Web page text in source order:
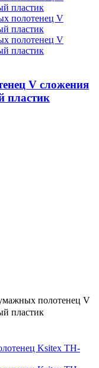
V сложения
пластик
полотенец V
пластик